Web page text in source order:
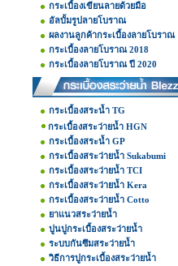
กระเบื้องเขียนลายด้วยมือ
อัลบั้มรูปลายโบราณ
ผลงานลูกค้ากระเบื้องลายโบราณ
กระเบื้องลายโบราณ 2018
กระเบื้องลายโบราณ ปี 2020
กระเบื้องสระน้ำ TG
กระเบื้องสระว่ายน้ำ HGN
กระเบื้องสระน้ำ GP
กระเบื้องสระว่ายน้ำ Sukabumi
กระเบื้องสระว่ายน้ำ TCI
กระเบื้องสระว่ายน้ำ Kera
กระเบื้องสระว่ายน้ำ Cotto
ยาแนวสระว่ายน้ำ
ปูนปูกระเบื้องสระว่ายน้ำ
ระบบกันซึมสระว่ายน้ำ
วิธีการปูกระเบื้องสระว่ายน้ำ